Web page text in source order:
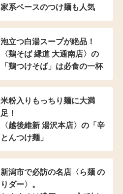
家系ベースのつけ麺も人気
泡立つ白湯スープが絶品！
〈鶏そば 縁道 大通南店〉の
「鶏つけそば」は必食の一杯
米粉入り もっちり麺に大満
足！
〈越後維新 湯沢本店〉の 「辛
とんつけ麺」
新潟市で必訪の名店 〈ら麺 の
りダー〉。